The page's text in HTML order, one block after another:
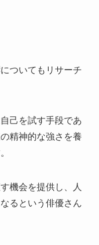
ついてもリサーチ
己を試す手段であ
精神的な強さを養
機会を提供し、人
るという俳優さん